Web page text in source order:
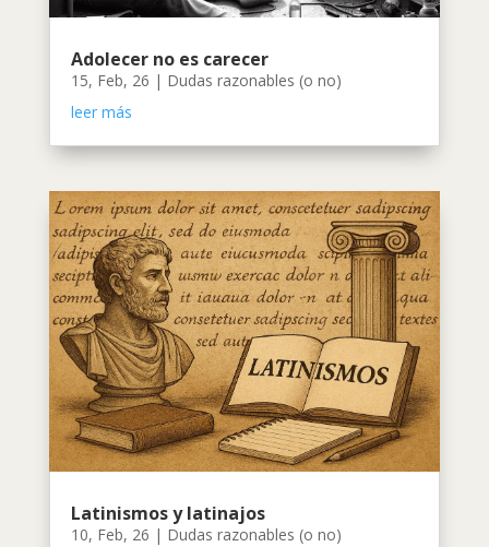
Adolecer no es carecer
15, Feb, 26 | Dudas razonables (o no)
leer más
Latinismos y latinajos
10, Feb, 26 | Dudas razonables (o no)